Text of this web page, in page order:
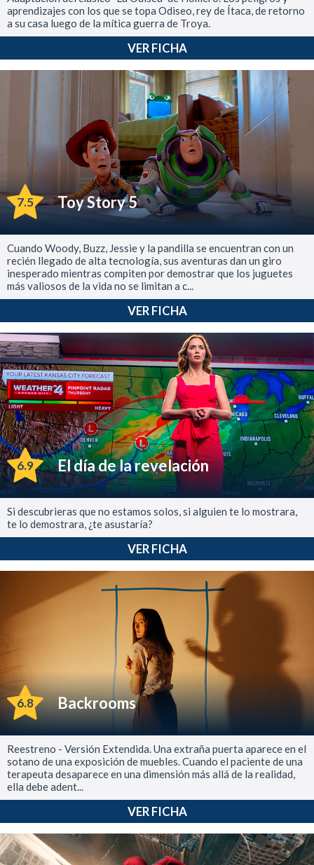
aprendizajes con los que se topa Odiseo, rey de Ítaca, de retorno
a su casa luego de la mítica guerra de Troya.
VER FICHA
7.5 Toy Story 5
Cuando Woody, Buzz, Jessie y la pandilla se encuentran con un
recién llegado de alta tecnología, sus aventuras dan un giro
inesperado mientras compiten por demostrar que los juguetes
más valiosos de la vida no se limitan a c...
VER FICHA
6.9 El día de la revelación
Si descubrieras que no estamos solos, si alguien te lo mostrara,
te lo demostrara, ¿te asustaría?
VER FICHA
6.8 Backrooms
Reestreno - Versión Extendida. Una extraña puerta aparece en el
sotano de una exposición de muebles. Cuando el paciente de una
terapeuta desaparece en una dimensión más allá de la realidad,
ella debe adent...
VER FICHA